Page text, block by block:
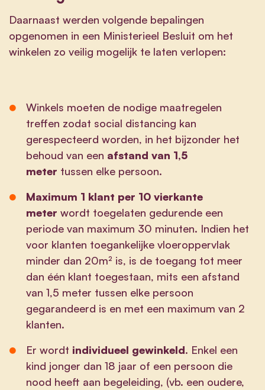
Daarnaast werden volgende bepalingen
opgenomen in een Ministerieel Besluit om het
winkelen zo veilig mogelijk te laten verlopen:
Winkels moeten de nodige maatregelen
treffen zodat social distancing kan
gerespecteerd worden, in het bijzonder het
behoud van een afstand van 1,5
meter tussen elke persoon.
Maximum 1 klant per 10 vierkante
meter wordt toegelaten gedurende een
periode van maximum 30 minuten. Indien het
voor klanten toegankelijke vloeroppervlak
minder dan 20m² is, is de toegang tot meer
dan één klant toegestaan, mits een afstand
van 1,5 meter tussen elke persoon
gegarandeerd is en met een maximum van 2
klanten.
Er wordt individueel gewinkeld. Enkel een
kind jonger dan 18 jaar of een persoon die
nood heeft aan begeleiding, (vb. een oudere,